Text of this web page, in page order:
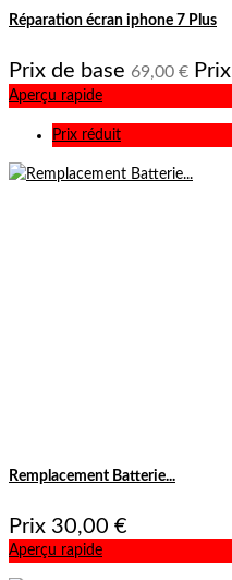
Réparation écran iphone 7 Plus
Prix de base 69,00 € Prix
Aperçu rapide
Prix réduit
Remplacement Batterie...
Prix 30,00 €
Aperçu rapide